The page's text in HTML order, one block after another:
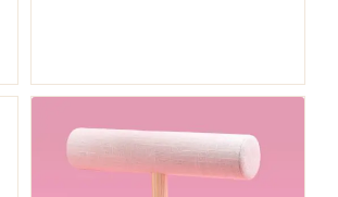
/
cantidad